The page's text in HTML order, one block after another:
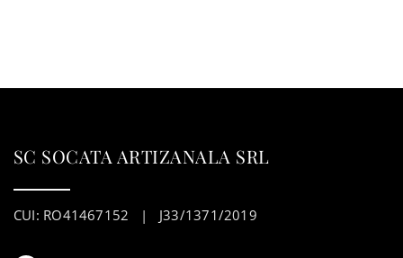
SC SOCATA ARTIZANALA SRL
CUI: RO41467152 | J33/1371/2019